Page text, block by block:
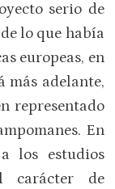
serio de
lo que había
europeas, en
más adelante,
representado
En
los estudios
carácter de